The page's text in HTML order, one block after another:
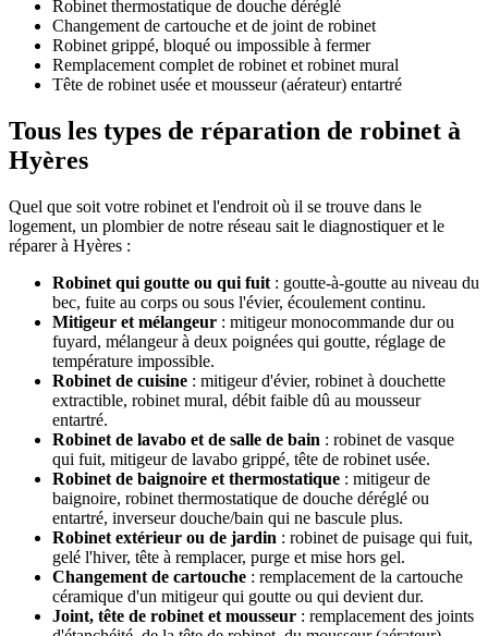
Robinet thermostatique de douche déréglé
Changement de cartouche et de joint de robinet
Robinet grippé, bloqué ou impossible à fermer
Remplacement complet de robinet et robinet mural
Tête de robinet usée et mousseur (aérateur) entartré
Tous les types de réparation de robinet à
Hyères
Quel que soit votre robinet et l'endroit où il se trouve dans le
logement, un plombier de notre réseau sait le diagnostiquer et le
réparer à Hyères :
Robinet qui goutte ou qui fuit : goutte-à-goutte au niveau du
bec, fuite au corps ou sous l'évier, écoulement continu.
Mitigeur et mélangeur : mitigeur monocommande dur ou
fuyard, mélangeur à deux poignées qui goutte, réglage de
température impossible.
Robinet de cuisine : mitigeur d'évier, robinet à douchette
extractible, robinet mural, débit faible dû au mousseur
entartré.
Robinet de lavabo et de salle de bain : robinet de vasque
qui fuit, mitigeur de lavabo grippé, tête de robinet usée.
Robinet de baignoire et thermostatique : mitigeur de
baignoire, robinet thermostatique de douche déréglé ou
entartré, inverseur douche/bain qui ne bascule plus.
Robinet extérieur ou de jardin : robinet de puisage qui fuit,
gelé l'hiver, tête à remplacer, purge et mise hors gel.
Changement de cartouche : remplacement de la cartouche
céramique d'un mitigeur qui goutte ou qui devient dur.
Joint, tête de robinet et mousseur : remplacement des joints